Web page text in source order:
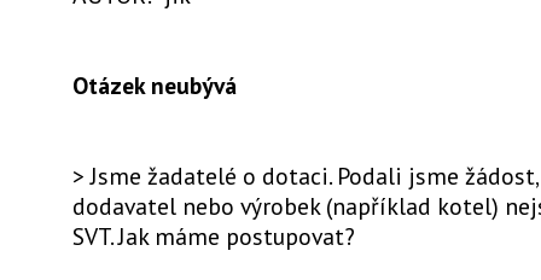
Otázek neubývá
> Jsme žadatelé o dotaci. Podali jsme
dodavatel nebo výrobek (například kotel)
SVT. Jak máme postupovat?